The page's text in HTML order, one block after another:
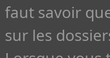
faut savoir
sur les